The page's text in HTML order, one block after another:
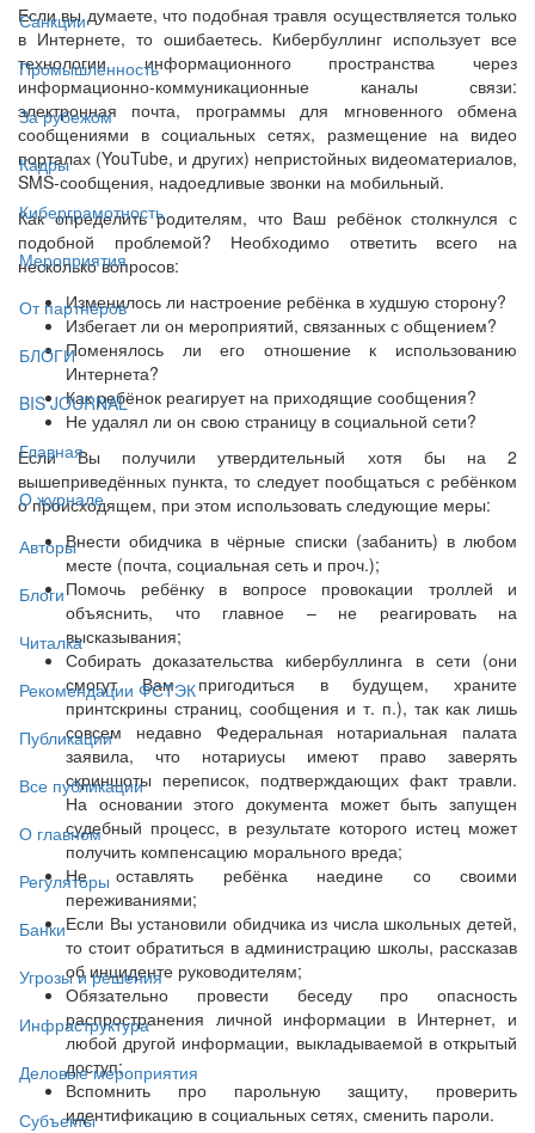
Санкции
Промышленность
За рубежом
Кадры
Киберграмотность
Мероприятия
От партнёров
БЛОГИ
BIS JOURNAL
Главная
О журнале
Авторы
Блоги
Читалка
Рекомендации ФСТЭК
Публикации
Все публикации
О главном
Регуляторы
Банки
Угрозы и решения
Инфраструктура
Деловые мероприятия
Субъекты
Если вы думаете, что подобная травля осуществляется только
в Интернете, то ошибаетесь. Кибербуллинг использует все
технологии информационного пространства через
информационно-коммуникационные каналы связи:
электронная почта, программы для мгновенного обмена
сообщениями в социальных сетях, размещение на видео
порталах (YouTube, и других) непристойных видеоматериалов,
SMS-сообщения, надоедливые звонки на мобильный.
Как определить родителям, что Ваш ребёнок столкнулся с
подобной проблемой? Необходимо ответить всего на
несколько вопросов:
Изменилось ли настроение ребёнка в худшую сторону?
Избегает ли он мероприятий, связанных с общением?
Поменялось ли его отношение к использованию
Интернета?
Как ребёнок реагирует на приходящие сообщения?
Не удалял ли он свою страницу в социальной сети?
Если Вы получили утвердительный хотя бы на 2
вышеприведённых пункта, то следует пообщаться с ребёнком
о происходящем, при этом использовать следующие меры:
Внести обидчика в чёрные списки (забанить) в любом
месте (почта, социальная сеть и проч.);
Помочь ребёнку в вопросе провокации троллей и
объяснить, что главное – не реагировать на
высказывания;
Собирать доказательства кибербуллинга в сети (они
смогут Вам пригодиться в будущем, храните
принтскрины страниц, сообщения и т. п.), так как лишь
совсем недавно Федеральная нотариальная палата
заявила, что нотариусы имеют право заверять
скриншоты переписок, подтверждающих факт травли.
На основании этого документа может быть запущен
судебный процесс, в результате которого истец может
получить компенсацию морального вреда;
Не оставлять ребёнка наедине со своими
переживаниями;
Если Вы установили обидчика из числа школьных детей,
то стоит обратиться в администрацию школы, рассказав
об инциденте руководителям;
Обязательно провести беседу про опасность
распространения личной информации в Интернет, и
любой другой информации, выкладываемой в открытый
доступ;
Вспомнить про парольную защиту, проверить
идентификацию в социальных сетях, сменить пароли.